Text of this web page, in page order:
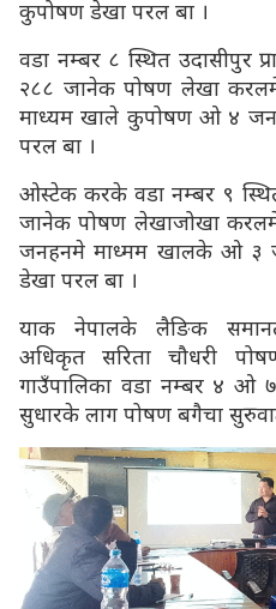
कुपोषण डेखा परल बा ।
वडा नम्बर ८ स्थित उदासीपुर
२८८ जानेक पोषण लेखा
माध्यम खाले कुपोषण ओ ४
परल बा ।
ओस्टेक करके वडा नम्बर ९
जानेक पोषण लेखाजोखा
जनहनमे माध्मम खालके ओ ३
डेखा परल बा ।
याक नेपालके लैङिक
अधिकृत सरिता चौधरी
गाउँपालिका वडा नम्बर ४
सुधारके लाग पोषण बगैचा